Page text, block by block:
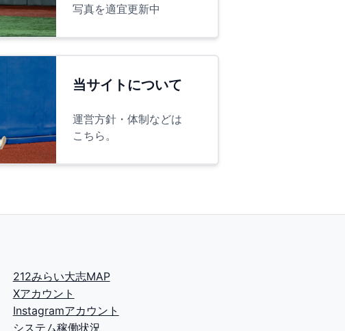
写真を適宜更新中
当サイトについて
運営方針・体制などは
こちら。
212みらい大志MAP
Xアカウント
Instagramアカウント
システム稼働状況